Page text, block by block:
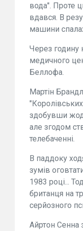
вода". Проте
вдався. В
машини
Через годину
медичного
Беллофа.
Мартін
здобувши
але згодом
телебаченні.
В паддоку
зумів
1983 році...
британця на
серйозного
Айртон Сенна